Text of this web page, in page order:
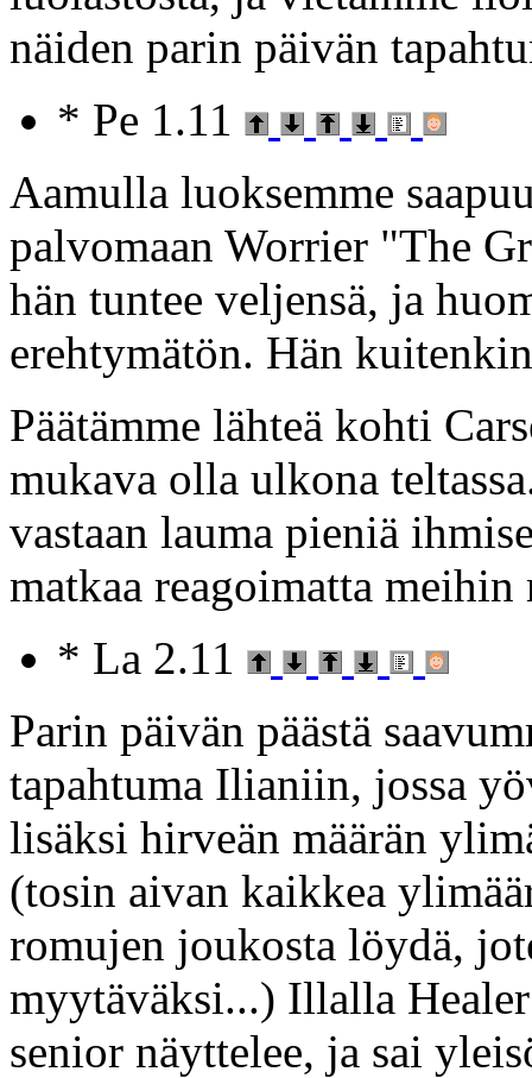
näiden parin päivän
* Pe 1.11
Aamulla luoksemme
palvomaan Worrier "The
hän tuntee veljensä, ja
erehtymätön. Hän
Päätämme lähteä kohti
mukava olla ulkona
vastaan lauma pieniä
matkaa reagoimatta meihin
* La 2.11
Parin päivän päästä
tapahtuma Ilianiin, jossa
lisäksi hirveän määrän
(tosin aivan kaikkea
romujen joukosta löydä,
myytäväksi...) Illalla
senior näyttelee, ja sai